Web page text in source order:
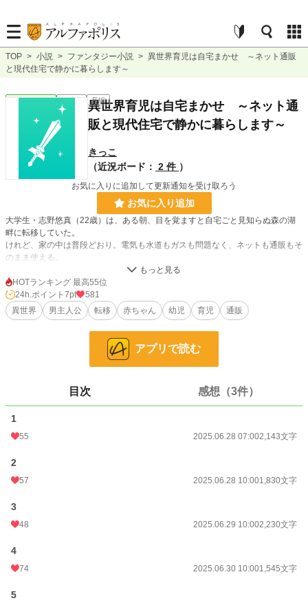
TOP > 小説 > ファンタジー小説 > 異世界育児は自宅まかせ ～ネット通販
と現代住宅で静かに暮らします～
ファンタジー 連載中 長編
異世界育児は自宅まかせ ～ネット通
販と現代住宅で静かに暮らします～
きっこ
（近況ボード： 2 件 ）
お気に入りに追加して更新通知を受け取ろう
お気に入り追加
大学生・志野悠真（22歳）は、ある朝、目を覚ますと自宅ごと見知らぬ森の湖
畔に転移していた。
けれど、家の中は普段どおり。電気も水道もガスも問題なく、ネットも通販もそ
のまま使える。
とりあえず生活はできる──そう思っていた矢先、森の中で泣いていた赤ん坊を
拾ってしまう。
育児知識ゼロのまま、見知らぬ世界での育児生活が始まった。
ミルクもおむつも、哺乳瓶も──ぜんぶネット通販で即到着。
静かな湖畔で、自宅を拠点に、誰にも頼らず、無理せず、ひとつずつ。
これは、戦わず、騒がず、目の前の命を育てる物語。
世界が少しずつ、この“おかしな家”に気づいていくまでの、静かな日々の記録。
AIと一緒に作りました。作者の読みたいを共有します。
小説
文字数
初回公開日時
週間ポイント
HOTランキング 最高55位
24h.ポイント 7pt
581
異世界
男主人公 転移 赤ちゃん 幼児 育児 通販
アプリで読む
目次 感想（3件）
1
55 2025.06.28 07:002,143文字
2
57 2025.06.28 10:001,830文字
3
48 2025.06.29 10:002,230文字
4
74 2025.06.30 10:001,545文字
5